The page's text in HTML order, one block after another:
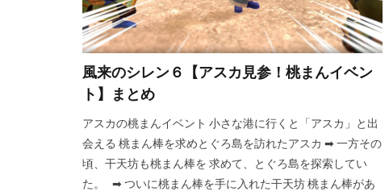
風来のシレン６【アスカ見参！桃まんイベン
ト】まとめ
アスカの桃まんイベント 小さな港に行くと「アスカ」と出
会える 桃まん棒を求めとぐろ島を訪れたアスカ ➡ 一方その
頃、干天坊も桃まん棒を 求めて、とぐろ島を探索してい
た。 ➡ ついに桃まん棒を手に入れた干天坊 桃まん棒があ